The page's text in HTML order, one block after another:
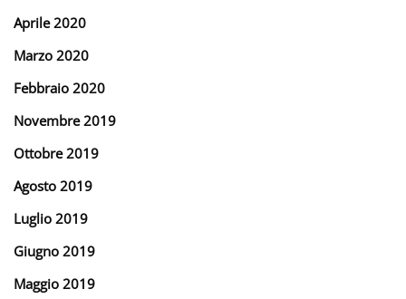
Aprile 2020
Marzo 2020
Febbraio 2020
Novembre 2019
Ottobre 2019
Agosto 2019
Luglio 2019
Giugno 2019
Maggio 2019